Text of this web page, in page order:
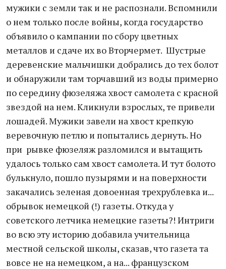
мужики с земли так и не распознали. Вспомнили
о нем только после войны, когда государство
объявило о кампании по сбору цветных
металлов и сдаче их во Вторчермет. Шустрые
деревенские мальчишки добрались до тех болот
и обнаружили там торчавший из воды примерно
по середину фюзеляжа хвост самолета с красной
звездой на нем. Кликнули взрослых, те привели
лошадей. Мужики завели на хвост крепкую
веревочную петлю и попытались дернуть. Но
при рывке фюзеляж разломился и вытащить
удалось только сам хвост самолета. И тут болото
булькнуло, пошло пузырями и на поверхности
закачались зеленая довоенная трехрублевка и...
обрывок немецкой (!) газеты. Откуда у
советского летчика немецкие газеты?! Интриги
во всю эту историю добавила учительница
местной сельской школы, сказав, что газета та
вовсе не на немецком, а на... французском